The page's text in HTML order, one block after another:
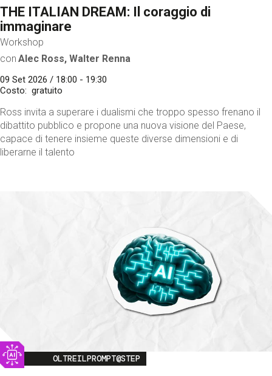
THE ITALIAN DREAM: Il coraggio di
immaginare
Workshop
con Alec Ross, Walter Renna
09 Set 2026 / 18:00 - 19:30
Costo
gratuito
Ross invita a superare i dualismi che troppo spesso frenano il
dibattito pubblico e propone una nuova visione del Paese,
capace di tenere insieme queste diverse dimensioni e di
liberarne il talento
Image
OLTREILPROMPT@STEP